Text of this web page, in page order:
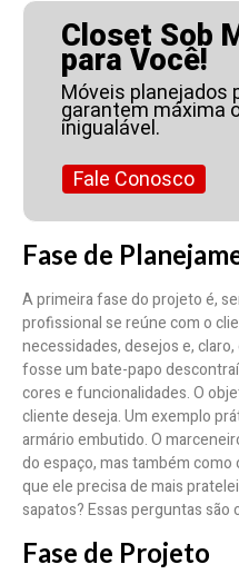
Closet Sob
para Você!
Móveis planejados
garantem máxima
inigualável.
Fale Conosco
Fase de
A primeira fase do projeto é,
profissional se reúne com o
necessidades, desejos e,
fosse um bate-papo
cores e funcionalidades. O
cliente deseja. Um exemplo
armário embutido. O
do espaço, mas também
que ele precisa de mais
sapatos? Essas perguntas são
Fase de Projeto